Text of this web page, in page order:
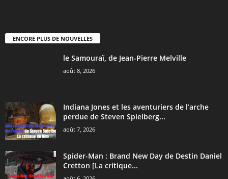
ENCORE PLUS DE NOUVELLES
le Samouraï, de Jean-Pierre Melville
août 8, 2026
Indiana Jones et les aventuriers de l’arche
perdue de Steven Spielberg...
août 7, 2026
Spider-Man : Brand New Day de Destin Daniel
Cretton [La critique...